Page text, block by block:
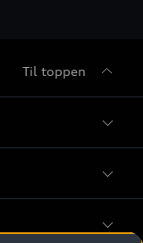
Til toppen